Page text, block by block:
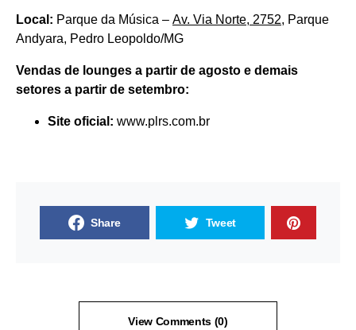
Local: Parque da Música – Av. Via Norte, 2752, Parque
Andyara, Pedro Leopoldo/MG
Vendas de lounges a partir de agosto e demais
setores a partir de setembro:
Site oficial: www.plrs.com.br
Share Tweet
View Comments (0)